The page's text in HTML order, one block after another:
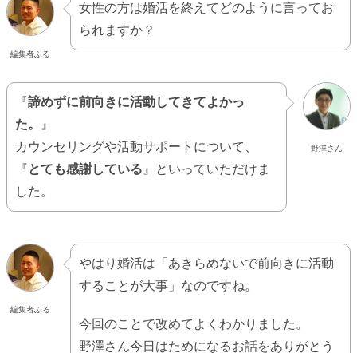
編集者ふる
女性の方は婚活を終えてどのように言ってお
られますか？
野澤さん
『諦めずに前向きに活動してきてよかっ
た。
』
カウンセリングや活動サポートについて、
『とても感謝している 』といっていただけま
した。
編集者ふる
やはり婚活は「あきらめないで前向きに活動
することが大事」なのですね。
今回のことで改めてよくわかりました。
野澤さん今日はためになるお話をありがとう